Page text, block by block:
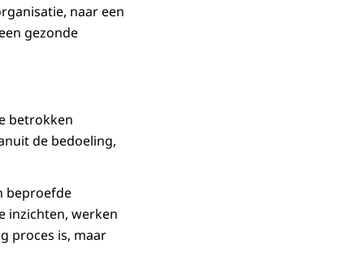
naar een
gezonde
betrokken
de bedoeling,
beproefde
inzichten, werken
proces is, maar